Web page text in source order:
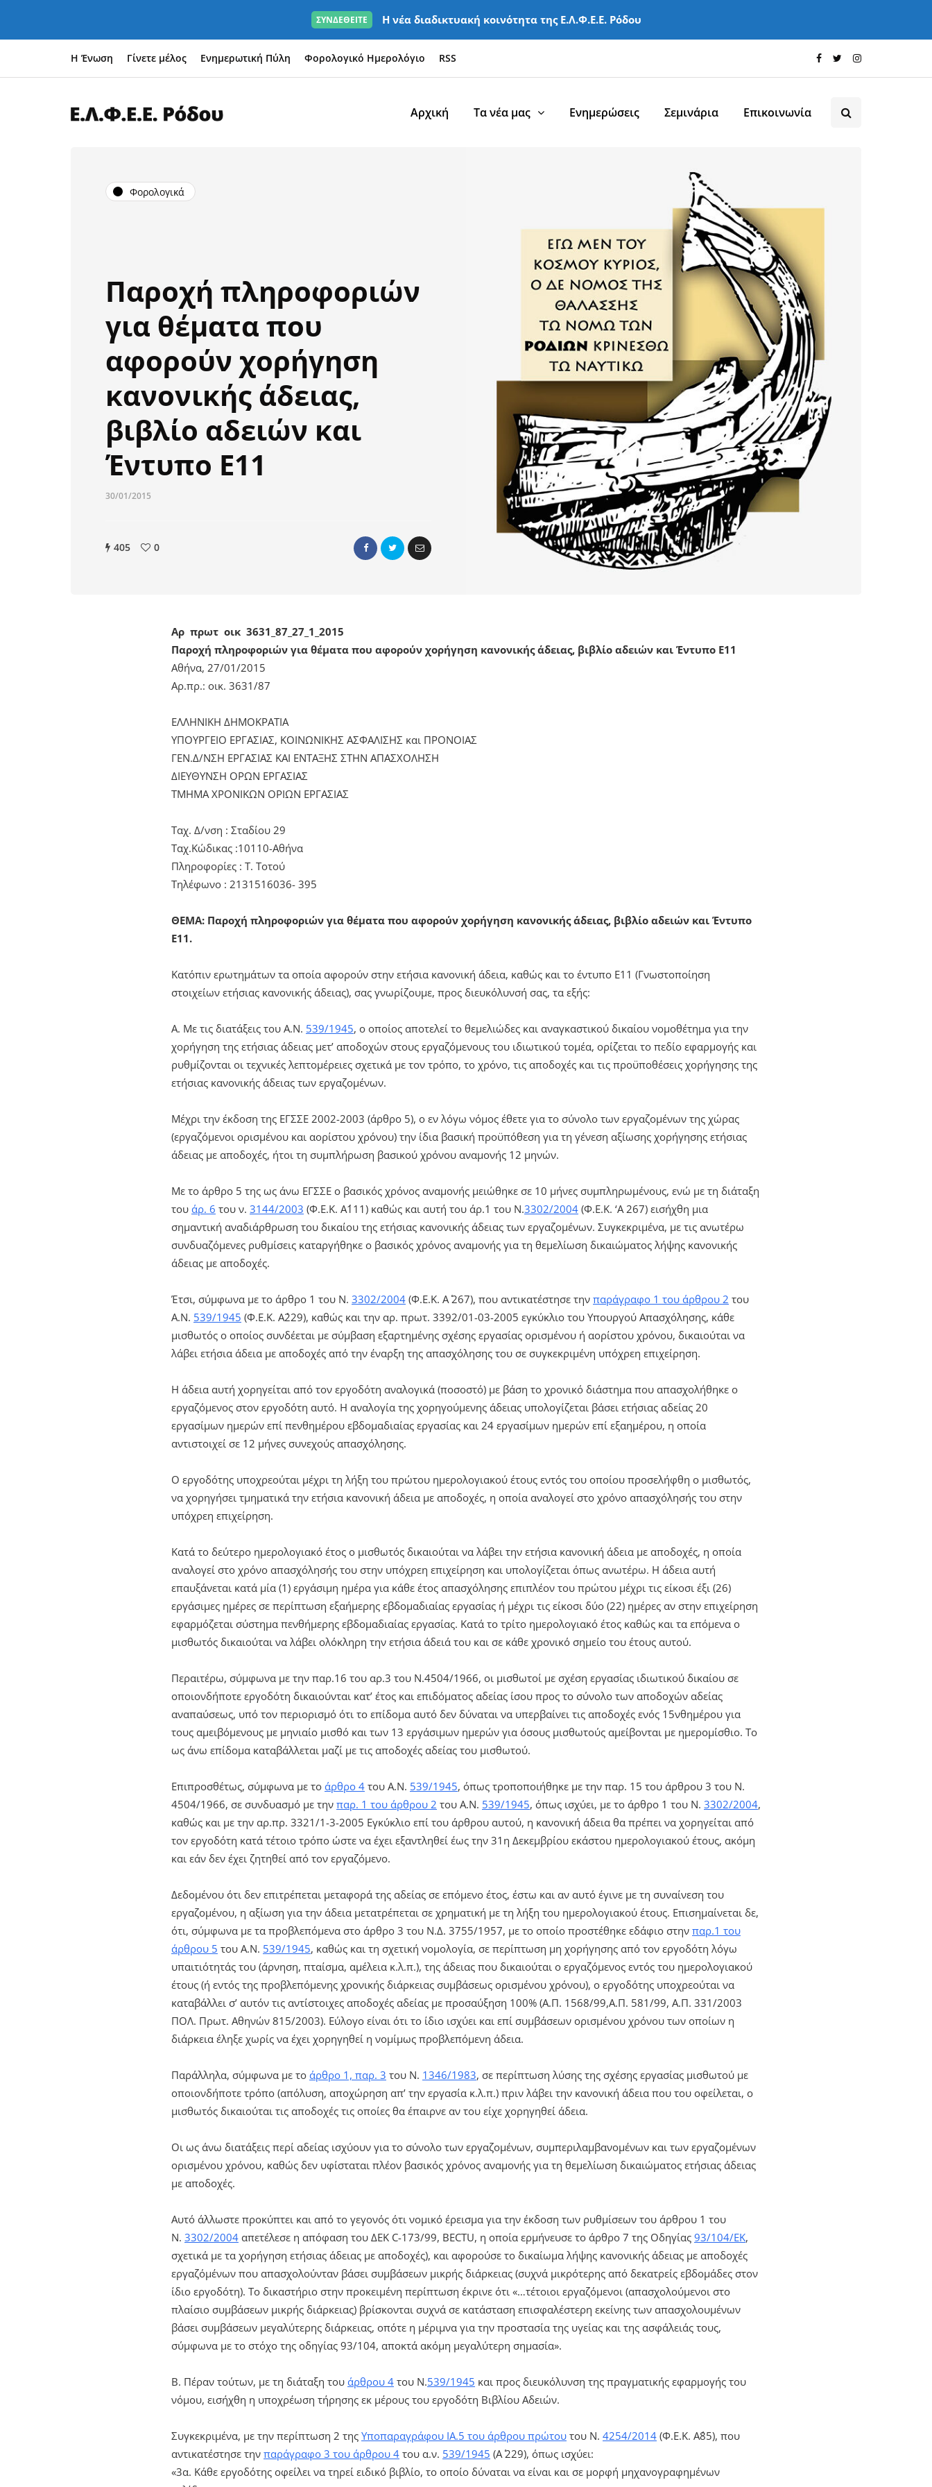
ΣΥΝΔΕΘΕΙΤΕ Η νέα διαδικτυακή κοινότητα της Ε.Λ.Φ.Ε.Ε. Ρόδου
Η Ένωση Γίνετε μέλος Ενημερωτική Πύλη Φορολογικό Ημερολόγιο RSS
Αρχική Τα νέα μας Ενημερώσεις Σεμινάρια Επικοινωνία
Φορολογικά
Παροχή πληροφοριών
για θέματα που
αφορούν χορήγηση
κανονικής άδειας,
βιβλίο αδειών και
Έντυπο Ε11
30/01/2015
405 0
Αρ πρωτ οικ 3631_87_27_1_2015
Παροχή πληροφοριών για θέματα που αφορούν χορήγηση κανονικής άδειας, βιβλίο αδειών και Έντυπο Ε11
Αθήνα, 27/01/2015
Αρ.πρ.: οικ. 3631/87
ΕΛΛΗΝΙΚΗ ΔΗΜΟΚΡΑΤΙΑ
ΥΠΟΥΡΓΕΙΟ ΕΡΓΑΣΙΑΣ, ΚΟΙΝΩΝΙΚΗΣ ΑΣΦΑΛΙΣΗΣ και ΠΡΟΝΟΙΑΣ
ΓΕΝ.Δ/ΝΣΗ ΕΡΓΑΣΙΑΣ ΚΑΙ ΕΝΤΑΞΗΣ ΣΤΗΝ ΑΠΑΣΧΟΛΗΣΗ
ΔΙΕΥΘΥΝΣΗ ΟΡΩΝ ΕΡΓΑΣΙΑΣ
ΤΜΗΜΑ ΧΡΟΝΙΚΩΝ ΟΡΙΩΝ ΕΡΓΑΣΙΑΣ
Ταχ. Δ/νση : Σταδίου 29
Ταχ.Κώδικας :10110-Αθήνα
Πληροφορίες : Τ. Τοτού
Τηλέφωνο : 2131516036- 395
ΘΕΜΑ: Παροχή πληροφοριών για θέματα που αφορούν χορήγηση κανονικής άδειας, βιβλίο αδειών και Έντυπο
Ε11.
Κατόπιν ερωτημάτων τα οποία αφορούν στην ετήσια κανονική άδεια, καθώς και το έντυπο Ε11 (Γνωστοποίηση
στοιχείων ετήσιας κανονικής άδειας), σας γνωρίζουμε, προς διευκόλυνσή σας, τα εξής:
Α. Με τις διατάξεις του Α.Ν. 539/1945, ο οποίος αποτελεί το θεμελιώδες και αναγκαστικού δικαίου νομοθέτημα για την
χορήγηση της ετήσιας άδειας μετ’ αποδοχών στους εργαζόμενους του ιδιωτικού τομέα, ορίζεται το πεδίο εφαρμογής και
ρυθμίζονται οι τεχνικές λεπτομέρειες σχετικά με τον τρόπο, το χρόνο, τις αποδοχές και τις προϋποθέσεις χορήγησης της
ετήσιας κανονικής άδειας των εργαζομένων.
Μέχρι την έκδοση της ΕΓΣΣΕ 2002-2003 (άρθρο 5), ο εν λόγω νόμος έθετε για το σύνολο των εργαζομένων της χώρας
(εργαζόμενοι ορισμένου και αορίστου χρόνου) την ίδια βασική προϋπόθεση για τη γένεση αξίωσης χορήγησης ετήσιας
άδειας με αποδοχές, ήτοι τη συμπλήρωση βασικού χρόνου αναμονής 12 μηνών.
Με το άρθρο 5 της ως άνω ΕΓΣΣΕ ο βασικός χρόνος αναμονής μειώθηκε σε 10 μήνες συμπληρωμένους, ενώ με τη διάταξη
του άρ. 6 του ν. 3144/2003 (Φ.Ε.Κ. Α΄111) καθώς και αυτή του άρ.1 του Ν.3302/2004 (Φ.Ε.Κ. ‘Α 267) εισήχθη μια
σημαντική αναδιάρθρωση του δικαίου της ετήσιας κανονικής άδειας των εργαζομένων. Συγκεκριμένα, με τις ανωτέρω
συνδυαζόμενες ρυθμίσεις καταργήθηκε ο βασικός χρόνος αναμονής για τη θεμελίωση δικαιώματος λήψης κανονικής
άδειας με αποδοχές.
Έτσι, σύμφωνα με το άρθρο 1 του Ν. 3302/2004 (Φ.Ε.Κ. Α΄ 267), που αντικατέστησε την παράγραφο 1 του άρθρου 2 του
Α.Ν. 539/1945 (Φ.Ε.Κ. Α΄229), καθώς και την αρ. πρωτ. 3392/01-03-2005 εγκύκλιο του Υπουργού Απασχόλησης, κάθε
μισθωτός ο οποίος συνδέεται με σύμβαση εξαρτημένης σχέσης εργασίας ορισμένου ή αορίστου χρόνου, δικαιούται να
λάβει ετήσια άδεια με αποδοχές από την έναρξη της απασχόλησης του σε συγκεκριμένη υπόχρεη επιχείρηση.
Η άδεια αυτή χορηγείται από τον εργοδότη αναλογικά (ποσοστό) με βάση το χρονικό διάστημα που απασχολήθηκε ο
εργαζόμενος στον εργοδότη αυτό. Η αναλογία της χορηγούμενης άδειας υπολογίζεται βάσει ετήσιας αδείας 20
εργασίμων ημερών επί πενθημέρου εβδομαδιαίας εργασίας και 24 εργασίμων ημερών επί εξαημέρου, η οποία
αντιστοιχεί σε 12 μήνες συνεχούς απασχόλησης.
Ο εργοδότης υποχρεούται μέχρι τη λήξη του πρώτου ημερολογιακού έτους εντός του οποίου προσελήφθη ο μισθωτός,
να χορηγήσει τμηματικά την ετήσια κανονική άδεια με αποδοχές, η οποία αναλογεί στο χρόνο απασχόλησής του στην
υπόχρεη επιχείρηση.
Κατά το δεύτερο ημερολογιακό έτος ο μισθωτός δικαιούται να λάβει την ετήσια κανονική άδεια με αποδοχές, η οποία
αναλογεί στο χρόνο απασχόλησής του στην υπόχρεη επιχείρηση και υπολογίζεται όπως ανωτέρω. Η άδεια αυτή
επαυξάνεται κατά μία (1) εργάσιμη ημέρα για κάθε έτος απασχόλησης επιπλέον του πρώτου μέχρι τις είκοσι έξι (26)
εργάσιμες ημέρες σε περίπτωση εξαήμερης εβδομαδιαίας εργασίας ή μέχρι τις είκοσι δύο (22) ημέρες αν στην επιχείρηση
εφαρμόζεται σύστημα πενθήμερης εβδομαδιαίας εργασίας. Κατά το τρίτο ημερολογιακό έτος καθώς και τα επόμενα ο
μισθωτός δικαιούται να λάβει ολόκληρη την ετήσια άδειά του και σε κάθε χρονικό σημείο του έτους αυτού.
Περαιτέρω, σύμφωνα με την παρ.16 του αρ.3 του Ν.4504/1966, οι μισθωτοί με σχέση εργασίας ιδιωτικού δικαίου σε
οποιονδήποτε εργοδότη δικαιούνται κατ’ έτος και επιδόματος αδείας ίσου προς το σύνολο των αποδοχών αδείας
αναπαύσεως, υπό τον περιορισμό ότι το επίδομα αυτό δεν δύναται να υπερβαίνει τις αποδοχές ενός 15νθημέρου για
τους αμειβόμενους με μηνιαίο μισθό και των 13 εργάσιμων ημερών για όσους μισθωτούς αμείβονται με ημερομίσθιο. Το
ως άνω επίδομα καταβάλλεται μαζί με τις αποδοχές αδείας του μισθωτού.
Επιπροσθέτως, σύμφωνα με το άρθρο 4 του Α.Ν. 539/1945, όπως τροποποιήθηκε με την παρ. 15 του άρθρου 3 του Ν.
4504/1966, σε συνδυασμό με την παρ. 1 του άρθρου 2 του Α.Ν. 539/1945, όπως ισχύει, με το άρθρο 1 του Ν. 3302/2004,
καθώς και με την αρ.πρ. 3321/1-3-2005 Εγκύκλιο επί του άρθρου αυτού, η κανονική άδεια θα πρέπει να χορηγείται από
τον εργοδότη κατά τέτοιο τρόπο ώστε να έχει εξαντληθεί έως την 31η Δεκεμβρίου εκάστου ημερολογιακού έτους, ακόμη
και εάν δεν έχει ζητηθεί από τον εργαζόμενο.
Δεδομένου ότι δεν επιτρέπεται μεταφορά της αδείας σε επόμενο έτος, έστω και αν αυτό έγινε με τη συναίνεση του
εργαζομένου, η αξίωση για την άδεια μετατρέπεται σε χρηματική με τη λήξη του ημερολογιακού έτους. Επισημαίνεται δε,
ότι, σύμφωνα με τα προβλεπόμενα στο άρθρο 3 του Ν.Δ. 3755/1957, με το οποίο προστέθηκε εδάφιο στην παρ.1 του
άρθρου 5 του Α.Ν. 539/1945, καθώς και τη σχετική νομολογία, σε περίπτωση μη χορήγησης από τον εργοδότη λόγω
υπαιτιότητάς του (άρνηση, πταίσμα, αμέλεια κ.λ.π.), της άδειας που δικαιούται ο εργαζόμενος εντός του ημερολογιακού
έτους (ή εντός της προβλεπόμενης χρονικής διάρκειας συμβάσεως ορισμένου χρόνου), ο εργοδότης υποχρεούται να
καταβάλλει σ’ αυτόν τις αντίστοιχες αποδοχές αδείας με προσαύξηση 100% (Α.Π. 1568/99,Α.Π. 581/99, Α.Π. 331/2003
ΠΟΛ. Πρωτ. Αθηνών 815/2003). Εύλογο είναι ότι το ίδιο ισχύει και επί συμβάσεων ορισμένου χρόνου των οποίων η
διάρκεια έληξε χωρίς να έχει χορηγηθεί η νομίμως προβλεπόμενη άδεια.
Παράλληλα, σύμφωνα με το άρθρο 1, παρ. 3 του Ν. 1346/1983, σε περίπτωση λύσης της σχέσης εργασίας μισθωτού με
οποιονδήποτε τρόπο (απόλυση, αποχώρηση απ’ την εργασία κ.λ.π.) πριν λάβει την κανονική άδεια που του οφείλεται, ο
μισθωτός δικαιούται τις αποδοχές τις οποίες θα έπαιρνε αν του είχε χορηγηθεί άδεια.
Οι ως άνω διατάξεις περί αδείας ισχύουν για το σύνολο των εργαζομένων, συμπεριλαμβανομένων και των εργαζομένων
ορισμένου χρόνου, καθώς δεν υφίσταται πλέον βασικός χρόνος αναμονής για τη θεμελίωση δικαιώματος ετήσιας άδειας
με αποδοχές.
Αυτό άλλωστε προκύπτει και από το γεγονός ότι νομικό έρεισμα για την έκδοση των ρυθμίσεων του άρθρου 1 του
Ν. 3302/2004 απετέλεσε η απόφαση του ΔΕΚ C-173/99, BECTU, η οποία ερμήνευσε το άρθρο 7 της Οδηγίας 93/104/ΕΚ,
σχετικά με τα χορήγηση ετήσιας άδειας με αποδοχές), και αφορούσε το δικαίωμα λήψης κανονικής άδειας με αποδοχές
εργαζόμένων που απασχολούνταν βάσει συμβάσεων μικρής διάρκειας (συχνά μικρότερης από δεκατρείς εβδομάδες στον
ίδιο εργοδότη). Το δικαστήριο στην προκειμένη περίπτωση έκρινε ότι «…τέτοιοι εργαζόμενοι (απασχολούμενοι στο
πλαίσιο συμβάσεων μικρής διάρκειας) βρίσκονται συχνά σε κατάσταση επισφαλέστερη εκείνης των απασχολουμένων
βάσει συμβάσεων μεγαλύτερης διάρκειας, οπότε η μέριμνα για την προστασία της υγείας και της ασφάλειάς τους,
σύμφωνα με το στόχο της οδηγίας 93/104, αποκτά ακόμη μεγαλύτερη σημασία».
Β. Πέραν τούτων, με τη διάταξη του άρθρου 4 του Ν.539/1945 και προς διευκόλυνση της πραγματικής εφαρμογής του
νόμου, εισήχθη η υποχρέωση τήρησης εκ μέρους του εργοδότη Βιβλίου Αδειών.
Συγκεκριμένα, με την περίπτωση 2 της Υποπαραγράφου ΙΑ.5 του άρθρου πρώτου του Ν. 4254/2014 (Φ.Ε.Κ. Α΄85), που
αντικατέστησε την παράγραφο 3 του άρθρου 4 του α.ν. 539/1945 (Α΄ 229), όπως ισχύει:
«3α. Κάθε εργοδότης οφείλει να τηρεί ειδικό βιβλίο, το οποίο δύναται να είναι και σε μορφή μηχανογραφημένων